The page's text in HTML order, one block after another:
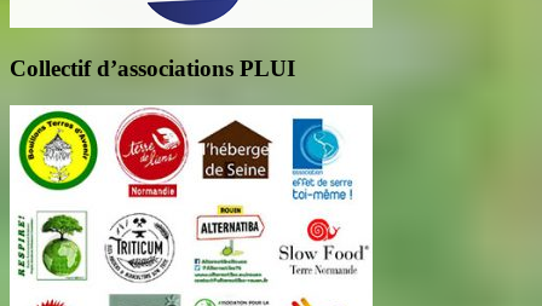
Collectif d’associations PLUI